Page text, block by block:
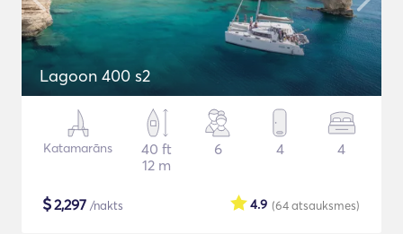
Lagoon 400 s2
Katamarāns
40 ft
12 m
6 4 4
$2,297 /nakts (64atsauksmes)
4.9